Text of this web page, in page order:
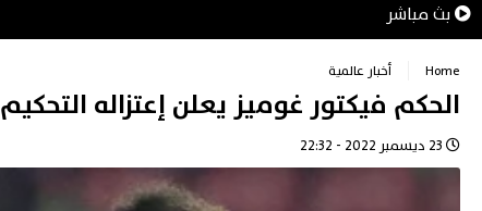
بث مباشر
Home أخبار عالمية
الحكم فيكتور غوميز يعلن إعتزاله التحكيم